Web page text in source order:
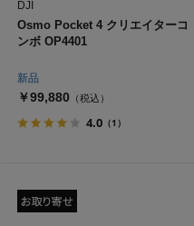
新品
DJI
Osmo Pocket 4 クリエイターコ
ンボ OP4401
￥99,880 （税込）
4.0 （1）